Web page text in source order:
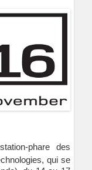
phare des
qui se